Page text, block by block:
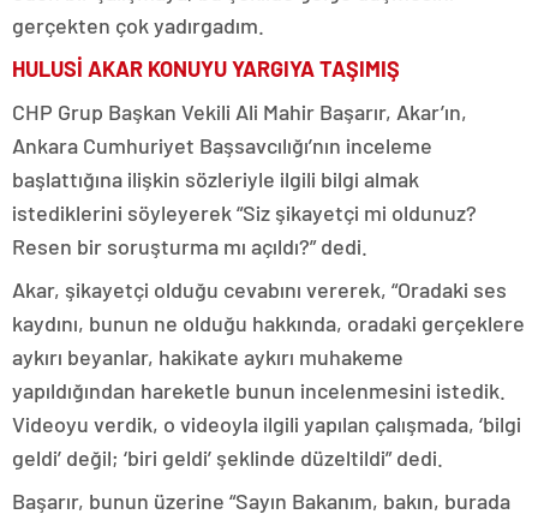
gerçekten çok yadırgadım.
HULUSİ AKAR KONUYU YARGIYA TAŞIMIŞ
CHP Grup Başkan Vekili Ali Mahir Başarır, Akar’ın,
Ankara Cumhuriyet Başsavcılığı’nın inceleme
başlattığına ilişkin sözleriyle ilgili bilgi almak
istediklerini söyleyerek “Siz şikayetçi mi oldunuz?
Resen bir soruşturma mı açıldı?” dedi.
Akar, şikayetçi olduğu cevabını vererek, “Oradaki ses
kaydını, bunun ne olduğu hakkında, oradaki gerçeklere
aykırı beyanlar, hakikate aykırı muhakeme
yapıldığından hareketle bunun incelenmesini istedik.
Videoyu verdik, o videoyla ilgili yapılan çalışmada, ‘bilgi
geldi’ değil; ‘biri geldi’ şeklinde düzeltildi” dedi.
Başarır, bunun üzerine “Sayın Bakanım, bakın, burada